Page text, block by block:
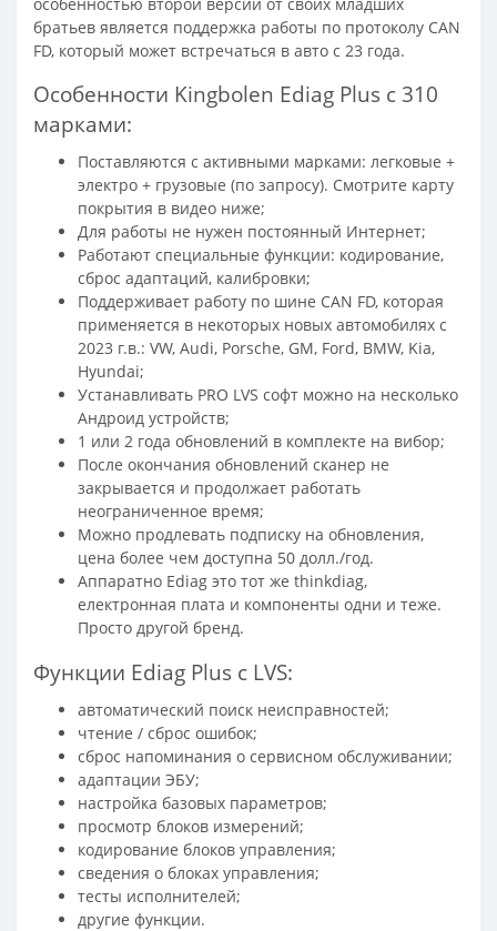
братьев является поддержка работы по протоколу CAN
FD, который может встречаться в авто с 23 года.
Особенности Kingbolen Ediag Plus с 310
марками:
Поставляются с активными марками: легковые +
электро + грузовые (по запросу). Смотрите карту
покрытия в видео ниже;
Для работы не нужен постоянный Интернет;
Работают специальные функции: кодирование,
сброс адаптаций, калибровки;
Поддерживает работу по шине CAN FD, которая
применяется в некоторых новых автомобилях с
2023 г.в.: VW, Audi, Porsche, GM, Ford, BMW, Kia,
Hyundai;
Устанавливать PRO LVS софт можно на несколько
Андроид устройств;
1 или 2 года обновлений в комплекте на вибор;
После окончания обновлений сканер не
закрывается и продолжает работать
неограниченное время;
Можно продлевать подписку на обновления,
цена более чем доступна 50 долл./год.
Аппаратно Ediag это тот же thinkdiag,
електронная плата и компоненты одни и теже.
Просто другой бренд.
Функции Ediag Plus c LVS:
автоматический поиск неисправностей;
чтение / сброс ошибок;
сброс напоминания о сервисном обслуживании;
адаптации ЭБУ;
настройка базовых параметров;
просмотр блоков измерений;
кодирование блоков управления;
сведения о блоках управления;
тесты исполнителей;
другие функции.